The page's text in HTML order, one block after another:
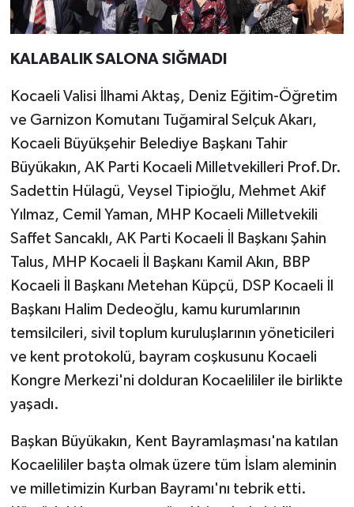
KALABALIK SALONA SIĞMADI
Kocaeli Valisi İlhami Aktaş, Deniz Eğitim-Öğretim
ve Garnizon Komutanı Tuğamiral Selçuk Akarı,
Kocaeli Büyükşehir Belediye Başkanı Tahir
Büyükakın, AK Parti Kocaeli Milletvekilleri Prof.Dr.
Sadettin Hülagü, Veysel Tipioğlu, Mehmet Akif
Yılmaz, Cemil Yaman, MHP Kocaeli Milletvekili
Saffet Sancaklı, AK Parti Kocaeli İl Başkanı Şahin
Talus, MHP Kocaeli İl Başkanı Kamil Akın, BBP
Kocaeli İl Başkanı Metehan Küpçü, DSP Kocaeli İl
Başkanı Halim Dedeoğlu, kamu kurumlarının
temsilcileri, sivil toplum kuruluşlarının yöneticileri
ve kent protokolü, bayram coşkusunu Kocaeli
Kongre Merkezi'ni dolduran Kocaelililer ile birlikte
yaşadı.
Başkan Büyükakın, Kent Bayramlaşması'na katılan
Kocaelililer başta olmak üzere tüm İslam aleminin
ve milletimizin Kurban Bayramı'nı tebrik etti.